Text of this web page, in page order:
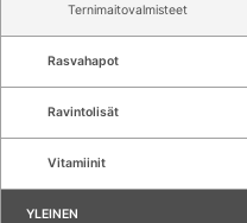
Ternimaitovalmisteet
Rasvahapot
Ravintolisät
Vitamiinit
YLEINEN